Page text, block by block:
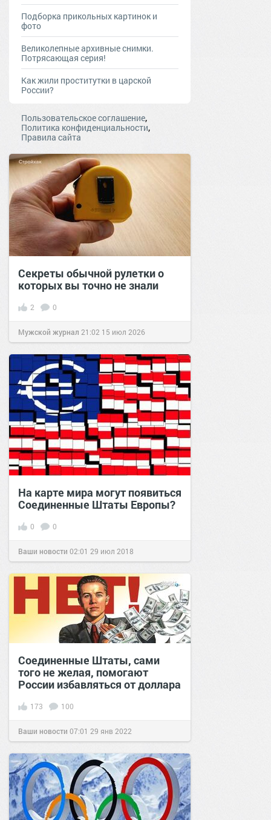
Подборка прикольных картинок и
фото
Великолепные архивные снимки.
Потрясающая серия!
Как жили проститутки в царской
России?
Пользовательское соглашение,
Политика конфиденциальности,
Правила сайта
Секреты обычной рулетки о
которых вы точно не знали
2 0
Мужской журнал 21:02 15 июл 2026
На карте мира могут появиться
Соединенные Штаты Европы?
0 0
Ваши новости 02:01 29 июл 2018
Соединенные Штаты, сами
того не желая, помогают
России избавляться от доллара
173 100
Ваши новости 07:01 29 янв 2022